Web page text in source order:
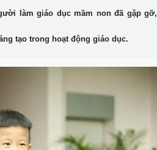
làm giáo dục mầm non đã gặp gỡ,
tạo trong hoạt động giáo dục.